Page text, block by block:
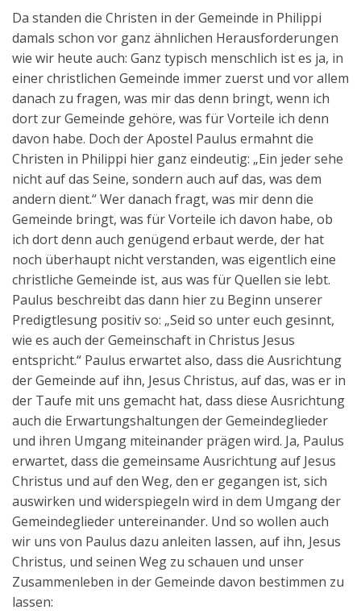
Da standen die Christen in der Gemeinde in Philippi
damals schon vor ganz ähnlichen Herausforderungen
wie wir heute auch: Ganz typisch menschlich ist es ja, in
einer christlichen Gemeinde immer zuerst und vor allem
danach zu fragen, was mir das denn bringt, wenn ich
dort zur Gemeinde gehöre, was für Vorteile ich denn
davon habe. Doch der Apostel Paulus ermahnt die
Christen in Philippi hier ganz eindeutig: „Ein jeder sehe
nicht auf das Seine, sondern auch auf das, was dem
andern dient.“ Wer danach fragt, was mir denn die
Gemeinde bringt, was für Vorteile ich davon habe, ob
ich dort denn auch genügend erbaut werde, der hat
noch überhaupt nicht verstanden, was eigentlich eine
christliche Gemeinde ist, aus was für Quellen sie lebt.
Paulus beschreibt das dann hier zu Beginn unserer
Predigtlesung positiv so: „Seid so unter euch gesinnt,
wie es auch der Gemeinschaft in Christus Jesus
entspricht.“ Paulus erwartet also, dass die Ausrichtung
der Gemeinde auf ihn, Jesus Christus, auf das, was er in
der Taufe mit uns gemacht hat, dass diese Ausrichtung
auch die Erwartungshaltungen der Gemeindeglieder
und ihren Umgang miteinander prägen wird. Ja, Paulus
erwartet, dass die gemeinsame Ausrichtung auf Jesus
Christus und auf den Weg, den er gegangen ist, sich
auswirken und widerspiegeln wird in dem Umgang der
Gemeindeglieder untereinander. Und so wollen auch
wir uns von Paulus dazu anleiten lassen, auf ihn, Jesus
Christus, und seinen Weg zu schauen und unser
Zusammenleben in der Gemeinde davon bestimmen zu
lassen: